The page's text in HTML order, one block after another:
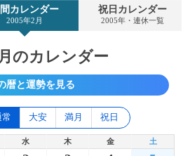
間カレンダー
2005年2月
祝日カレンダー
2005年・連休一覧
のカレンダー
暦と運勢を見る
常 大安 満月 祝日
水 木 金 土